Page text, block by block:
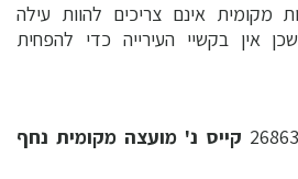
מקומית אינם צריכים להוות עילה
אין בקשיי העירייה כדי להפחית
קייס נ' מועצה מקומית נחף